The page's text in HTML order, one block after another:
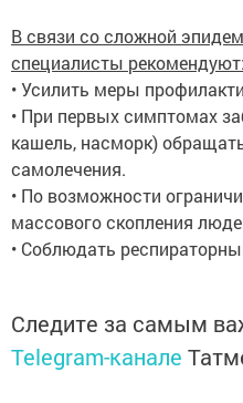
В связи со сложной
специалисты рекомендуют:
• Усилить меры
• При первых симптомах
кашель, насморк)
самолечения.
• По возможности
массового скопления
• Соблюдать
Следите за самым
Telegram-канале